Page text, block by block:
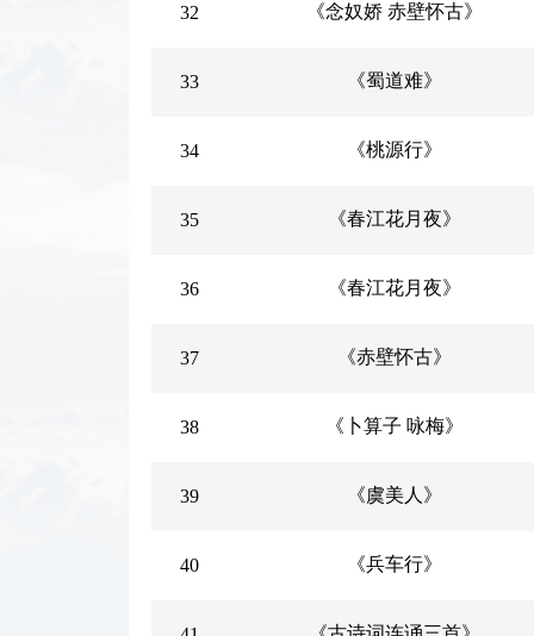
32 《念奴娇 赤壁怀古》
33 《蜀道难》
34 《桃源行》
35 《春江花月夜》
36 《春江花月夜》
37 《赤壁怀古》
38 《卜算子 咏梅》
39 《虞美人》
40 《兵车行》